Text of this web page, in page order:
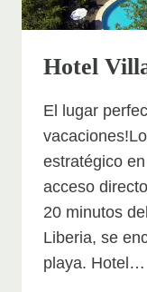
Hotel
El lugar
estratégico
acceso
20 minutos
Liberia, se
playa. Hotel…